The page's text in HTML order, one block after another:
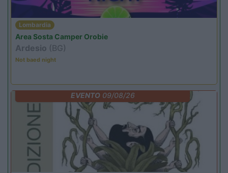
Lombardia
Area Sosta Camper Orobie
Ardesio (BG)
Not baed night
EVENTO09/08/26